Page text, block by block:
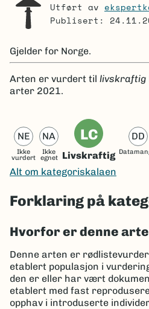
Utført av
Publisert:
Gjelder for Norge.
Arten er vurdert til livskraftig
arter 2021.
NE
Ikke
vurdert
NA
Ikke
egnet
LC
Livskraftig
DD
Alt om kategoriskalaen
Forklaring på
Hvorfor er denne
Denne arten er
etablert populasjon i
den er eller har vært
etablert med fast
opphav i introduserte